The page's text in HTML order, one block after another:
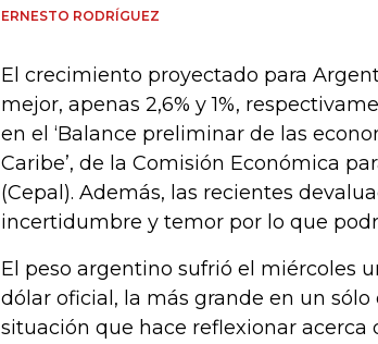
ERNESTO RODRÍGUEZ
El crecimiento proyectado para
mejor, apenas 2,6% y 1%,
en el ‘Balance preliminar de las
Caribe’, de la Comisión Económica
(Cepal). Además, las recientes
incertidumbre y temor por lo que
El peso argentino sufrió el miércoles
dólar oficial, la más grande en un sólo
situación que hace reflexionar